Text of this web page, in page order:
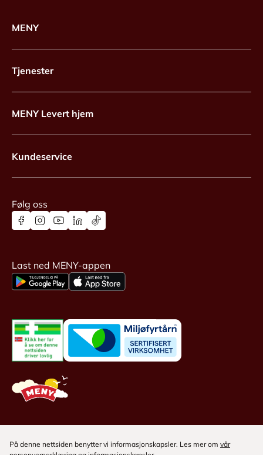
MENY
Tjenester
MENY Levert hjem
Kundeservice
Følg oss
Last ned MENY-appen
På denne nettsiden benytter vi informasjonskapsler. Les mer om vår